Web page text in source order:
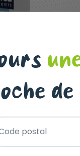
de
postal